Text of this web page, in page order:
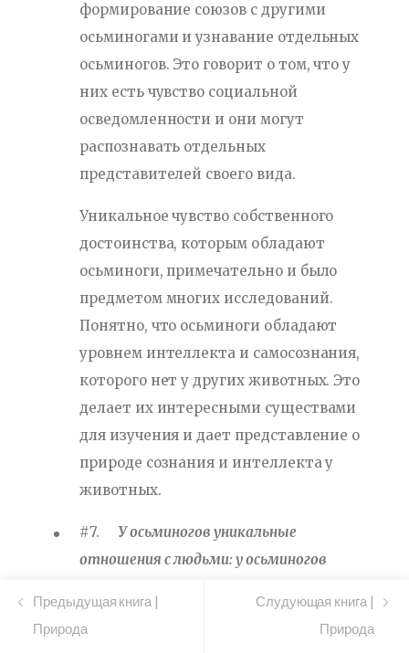
Слудующая книга |
Природа
Предыдущая книга |
Природа
формирование союзов с другими
осьминогами и узнавание отдельных
осьминогов. Это говорит о том, что у
них есть чувство социальной
осведомленности и они могут
распознавать отдельных
представителей своего вида.
Уникальное чувство собственного
достоинства, которым обладают
осьминоги, примечательно и было
предметом многих исследований.
Понятно, что осьминоги обладают
уровнем интеллекта и самосознания,
которого нет у других животных. Это
делает их интересными существами
для изучения и дает представление о
природе сознания и интеллекта у
животных.
#7. У осьминогов уникальные
отношения с людьми: у осьминогов
образуют связи и даже узнают
отдельных людей. Их также можно